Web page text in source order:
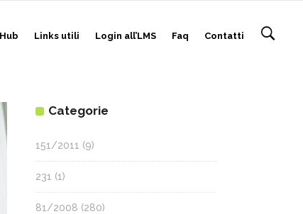
Links utili Login all’LMS Faq Contatti
Categorie
151/2011 (9)
231 (1)
81/2008 (280)